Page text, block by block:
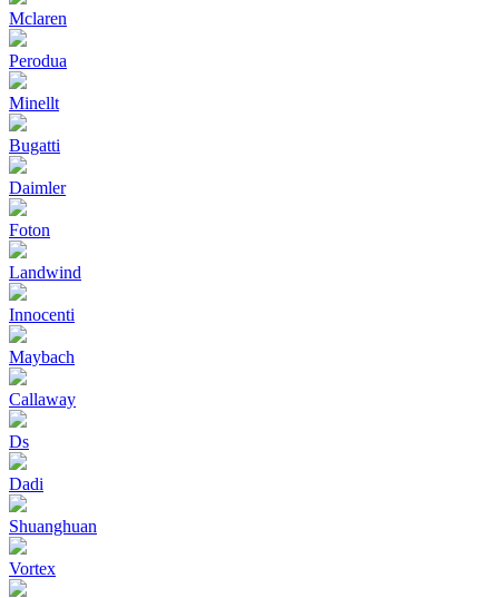
Mclaren
Perodua
Minellt
Bugatti
Daimler
Foton
Landwind
Innocenti
Maybach
Callaway
Ds
Dadi
Shuanghuan
Vortex